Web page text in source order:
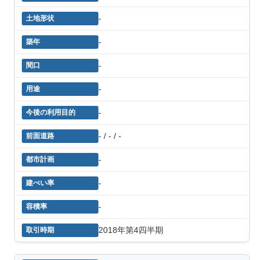
-
-
-
-
-
- / - / -
-
-
-
2018年第4四半期